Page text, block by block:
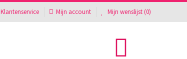
Klantenservice Mijn account Mijn wenslijst (0)